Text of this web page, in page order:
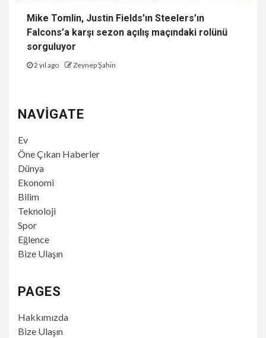
Mike Tomlin, Justin Fields’ın Steelers’ın
Falcons’a karşı sezon açılış maçındaki rolünü
sorguluyor
2 yıl ago Zeynep Şahin
NAVIGATE
Ev
Öne Çıkan Haberler
Dünya
Ekonomi
Bilim
Teknoloji
Spor
Eğlence
Bize Ulaşın
PAGES
Hakkımızda
Bize Ulaşın